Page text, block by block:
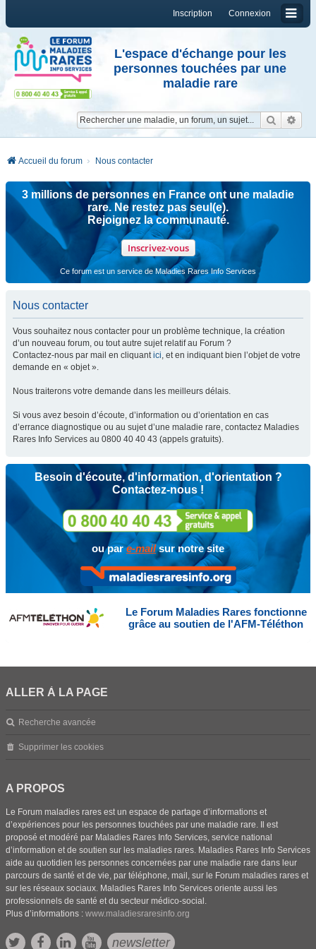
Connexion
Inscription
L'espace d'échange pour les
personnes touchées par une
maladie rare
Accueil du forum Nous contacter
3 millions de personnes en France ont une maladie
rare. Ne restez pas seul(e).
Rejoignez la communauté.
Inscrivez-vous
Ce forum est un service de Maladies Rares Info Services
Nous contacter
Vous souhaitez nous contacter pour un problème technique, la création
d’un nouveau forum, ou tout autre sujet relatif au Forum ?
Contactez-nous par mail en cliquantici, et en indiquant bien l’objet de votre
demande en « objet ».
Nous traiterons votre demande dans les meilleurs délais.
Si vous avez besoin d’écoute, d’information ou d’orientation en cas
d’errance diagnostique ou au sujet d’une maladie rare, contactez Maladies
Rares Info Services au 0800 40 40 43 (appels gratuits).
Besoin d'écoute, d'information, d'orientation ?
Contactez-nous !
ou pare-mailsur notre site
Le Forum Maladies Rares fonctionne
grâce au soutien de l'AFM-Téléthon
ALLER À LA PAGE
Recherche avancée
Supprimer les cookies
A PROPOS
Le Forum maladies rares est un espace de partage d’informations et
d’expériences pour les personnes touchées par une maladie rare. Il est
proposé et modéré par Maladies Rares Info Services, service national
d’information et de soutien sur les maladies rares. Maladies Rares Info Services
aide au quotidien les personnes concernées par une maladie rare dans leur
parcours de santé et de vie, par téléphone, mail, sur le Forum maladies rares et
sur les réseaux sociaux. Maladies Rares Info Services oriente aussi les
professionnels de santé et du secteur médico-social.
Plus d’informations : www.maladiesraresinfo.org
newsletter